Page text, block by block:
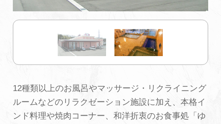
初めての加賀温泉郷
加賀に泊まって！北陸巡り♪
ご当地グルメ
加賀 旅先納税
12種類以上のお風呂やマッサージ・リクライニング
ルームなどのリラクゼーション施設に加え、本格イ
ンド料理や焼肉コーナー、和洋折衷のお食事処「ゆ